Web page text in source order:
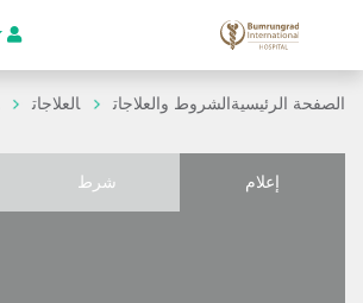
الصفحة الرئيسيةالشروط والعلاجات العلاجات
إعلام شرط